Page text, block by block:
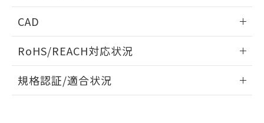
CAD
ドすることができます。
ログイン/会員登録
RoHS/REACH対応状況
EU RoHS 注意事項・凡例
規格認証/適合状況